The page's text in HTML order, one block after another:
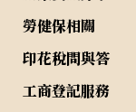
勞健保相關
印花稅問與答
工商登記服務